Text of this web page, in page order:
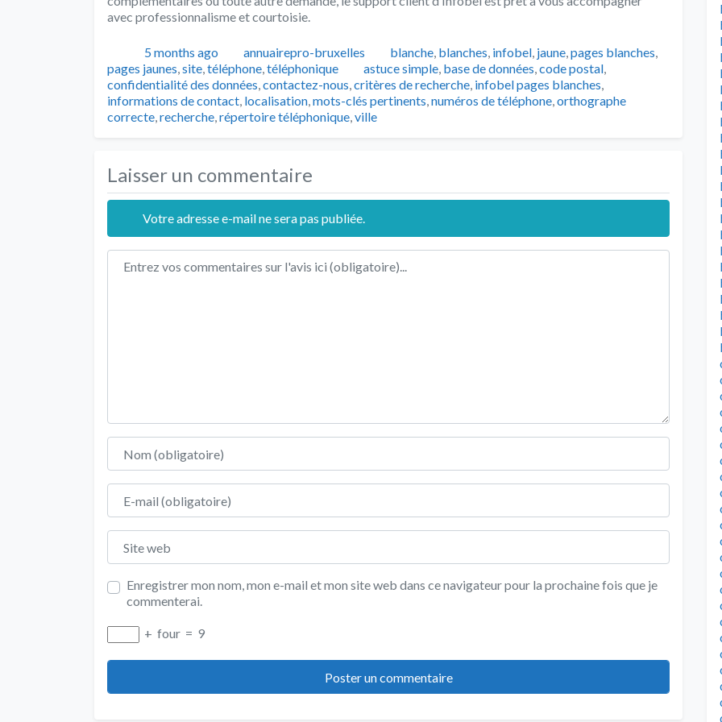
avec professionnalisme et courtoisie.
Publié5 months ago Auteur
annuairepro-bruxelles Catégories
blanche, blanches, infobel, jaune,pages blanches,
pages jaunes,site,téléphone,téléphonique Tags
astuce simple, base de données,code postal,
confidentialité des données,contactez-nous,critères de recherche, infobel pages blanches,
informations de contact, localisation,mots-clés pertinents,numéros de téléphone,orthographe
correcte,recherche,répertoire téléphonique,ville
Laisser un commentaire
Votre adresse e-mail ne sera pas publiée.
Texte de l'avis
Nom
E-mail
Site web
Enregistrer mon nom, mon e-mail et mon site web dans ce navigateur pour la prochaine fois que je
commenterai.
+ four = 9